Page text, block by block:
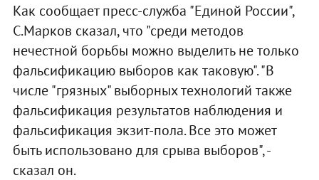
Как сообщает пресс-служба "Единой России",
С.Марков сказал, что "среди методов
нечестной борьбы можно выделить не только
фальсификацию выборов как таковую". "В
числе "грязных" выборных технологий также
фальсификация результатов наблюдения и
фальсификация экзит-пола. Все это может
быть использовано для срыва выборов", -
сказал он.